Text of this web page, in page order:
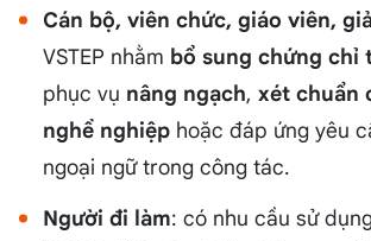
Cán bộ, viên chức, giáo viên,
VSTEP nhằm bổ sung chứng chỉ
phục vụ nâng ngạch, xét chuẩn
nghề nghiệp hoặc đáp ứng yêu
ngoại ngữ trong công tác.
Người đi làm: có nhu cầu sử